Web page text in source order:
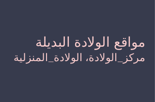
مواقع الولادة البديلة
مركز_الولادة، الولادة_المنزلية